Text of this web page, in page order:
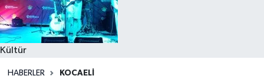
Kültür
HABERLER KOCAELI